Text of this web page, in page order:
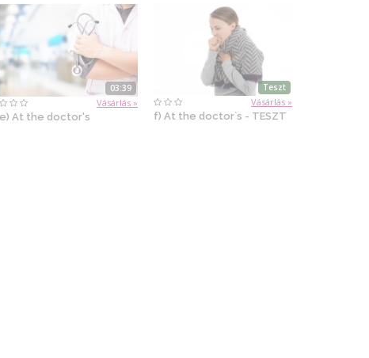
03:39
Vásárlás »
e) At the doctor's
Teszt
Vásárlás »
f) At the doctor`s - TESZT